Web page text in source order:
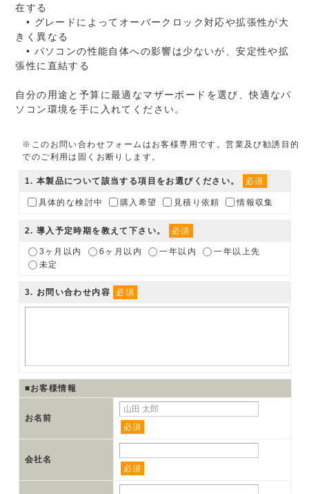
在する
• グレードによってオーバークロック対応や拡張性が大
きく異なる
• パソコンの性能自体への影響は少ないが、安定性や拡
張性に直結する
自分の用途と予算に最適なマザーボードを選び、快適なパ
ソコン環境を手に入れてください。
※このお問い合わせフォームはお客様専用です。営業及び勧誘目的
でのご利用は固くお断りします。
1. 本製品について該当する項目をお選びください。 必須
具体的な検討中 購入希望 見積り依頼 情報収集
2. 導入予定時期を教えて下さい。 必須
3ヶ月以内 6ヶ月以内 一年以内
一年以上先
未定
3. お問い合わせ内容 必須
■お客様情報
お名前
必須
会社名
必須